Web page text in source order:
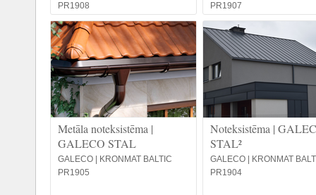
PR1908
PR1907
Metāla noteksistēma |
GALECO STAL
GALECO | KRONMAT BALTIC
PR1905
Noteksistēma |
STAL²
GALECO | KRONMAT
PR1904